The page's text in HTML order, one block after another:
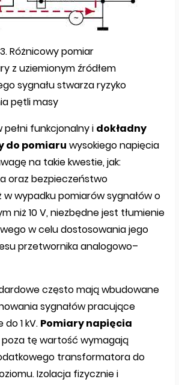
Różnicowy pomiar
z uziemionym źródłem
sygnału stwarza ryzyko
pętli masy
funkcjonalny i dokładny
do pomiaru wysokiego napięcia
na takie kwestie, jak:
oraz bezpieczeństwo
w wypadku pomiarów sygnałów o
niż 10 V, niezbędne jest tłumienie
w celu dostosowania jego
przetwornika analogowo–
często mają wbudowane
sygnałów pracujące
1 kV. Pomiary napięcia
tę wartość wymagają
transformatora do
Izolacja fizycznie i